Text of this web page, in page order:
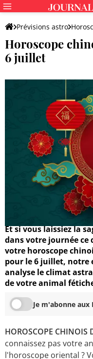
Prévisions astro
Horoscope
6 juillet
Et si vous laissiez la
dans votre journée ce
votre horoscope
pour le 6 juillet, notre
analyse le climat
de votre animal
Je m'abonne
HOROSCOPE CHINOIS
connaissez pas votre
l'horoscope oriental ?